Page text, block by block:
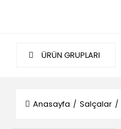
ÜRÜN GRUPLARI
Anasayfa Salçalar